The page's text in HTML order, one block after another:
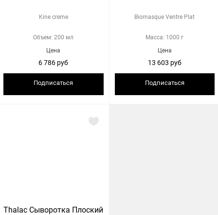
Kine creme
Объем: 200 мл
Цена
6 786 руб
Подписаться
Biomasque Ventre Plat
Масса: 1000 г
Цена
13 603 руб
Подписаться
Thalac Сыворотка Плоский